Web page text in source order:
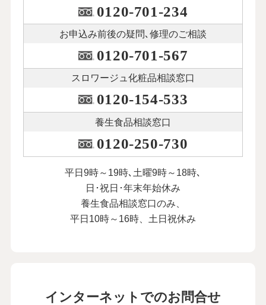
0120-701-234
お申込み前後の疑問､修理のご相談
0120-701-567
スロワージュ化粧品相談窓口
0120-154-533
養生食品相談窓口
0120-250-730
平日9時～19時､土曜9時～18時､
日･祝日･年末年始休み
養生食品相談窓口のみ、
平日10時～16時、土日祝休み
インターネットでのお問合せ